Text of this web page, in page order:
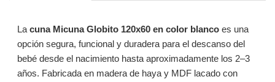
La cuna Micuna Globito 120x60 en color blancoes una
opción segura, funcional y duradera para el descanso del
bebé desde el nacimiento hasta aproximadamente los 2–3
años. Fabricada en madera de haya y MDF lacado con